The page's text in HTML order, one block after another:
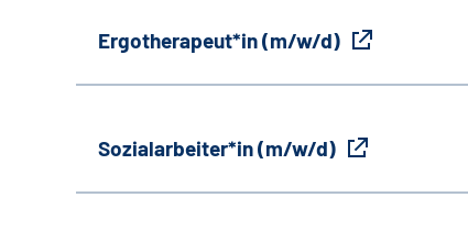
Ergotherapeut*in (m/w/d)
Sozialarbeiter*in (m/w/d)